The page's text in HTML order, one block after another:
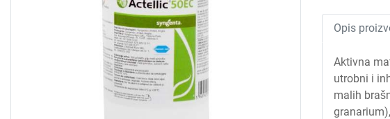
Opis
Aktivna
utrobni i
malih